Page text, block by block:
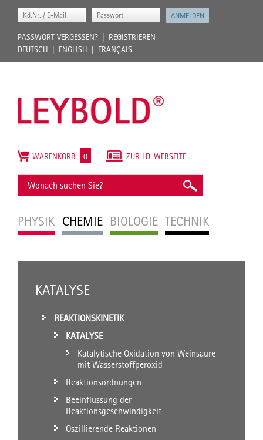
PASSWORT VERGESSEN?
REGISTRIEREN
DEUTSCH
ENGLISH FRANÇAIS
PHYSIK CHEMIE BIOLOGIE TECHNIK
ZUR LD-WEBSEITE
WARENKORB 0
KATALYSE
REAKTIONSKINETIK
KATALYSE
Katalytische Oxidation von Weinsäure
mit Wasserstoffperoxid
Reaktionsordnungen
Beeinflussung der
Reaktionsgeschwindigkeit
Oszillierende Reaktionen